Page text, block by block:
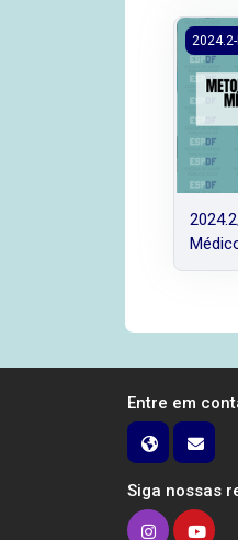
2024.2-
Entre em
Siga nossas